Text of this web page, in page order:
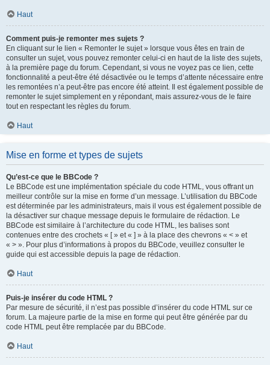
Haut
Comment puis-je remonter mes sujets ?
En cliquant sur le lien « Remonter le sujet » lorsque vous êtes en train de
consulter un sujet, vous pouvez remonter celui-ci en haut de la liste des sujets,
à la première page du forum. Cependant, si vous ne voyez pas ce lien, cette
fonctionnalité a peut-être été désactivée ou le temps d’attente nécessaire entre
les remontées n’a peut-être pas encore été atteint. Il est également possible de
remonter le sujet simplement en y répondant, mais assurez-vous de le faire
tout en respectant les règles du forum.
Haut
Mise en forme et types de sujets
Qu’est-ce que le BBCode ?
Le BBCode est une implémentation spéciale du code HTML, vous offrant un
meilleur contrôle sur la mise en forme d’un message. L’utilisation du BBCode
est déterminée par les administrateurs, mais il vous est également possible de
la désactiver sur chaque message depuis le formulaire de rédaction. Le
BBCode est similaire à l’architecture du code HTML, les balises sont
contenues entre des crochets « [ » et « ] » à la place des chevrons « < » et
« > ». Pour plus d’informations à propos du BBCode, veuillez consulter le
guide qui est accessible depuis la page de rédaction.
Haut
Puis-je insérer du code HTML ?
Par mesure de sécurité, il n’est pas possible d’insérer du code HTML sur ce
forum. La majeure partie de la mise en forme qui peut être générée par du
code HTML peut être remplacée par du BBCode.
Haut